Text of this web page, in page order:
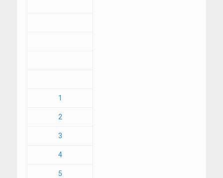
1
2
3
4
5